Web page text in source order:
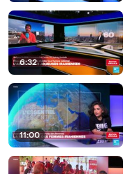
6:32
11:00